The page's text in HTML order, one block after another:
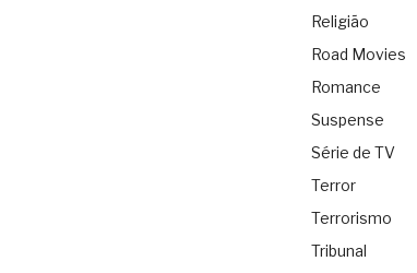
Religião
Road Movies
Romance
Suspense
Série de TV
Terror
Terrorismo
Tribunal